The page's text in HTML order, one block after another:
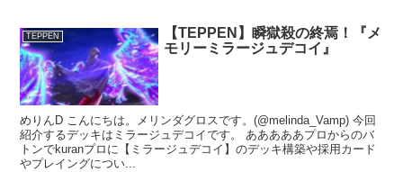
TEPPEN
【TEPPEN】瞬獄殺の終焉！『メ
モリーミラージュデコイ』
めりんD こんにちは。メリンダグロスです。(@melinda_Vamp) 今回
紹介するデッキはミラージュデコイです。 あああああプロからのバ
トンでkuranプロに【ミラージュデコイ】のデッキ構築や採用カード
やプレイングについ...